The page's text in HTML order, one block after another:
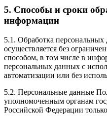
5. Способы и сроки
информации
5.1. Обработка персональных
осуществляется без
способом, в том числе в
персональных данных с
автоматизации или без
5.2. Персональные данные
уполномоченным органам
Российской Федерации